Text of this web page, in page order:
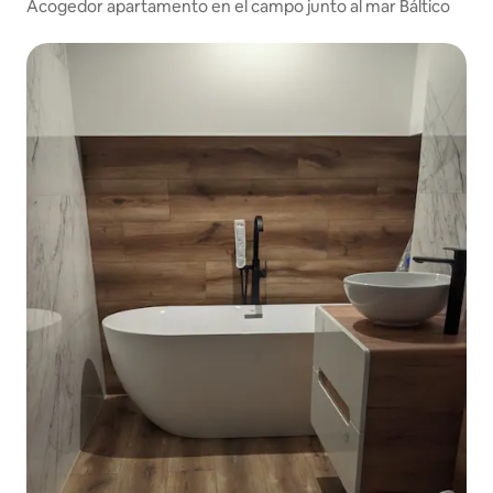
Acogedor apartamento en el campo junto al mar Báltico